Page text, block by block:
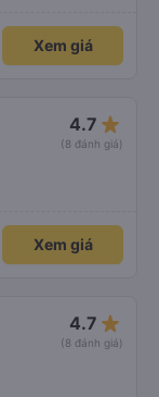
Xem giá
4.7 star_rate
(8 đánh giá)
Xem giá
4.7 star_rate
(8 đánh giá)